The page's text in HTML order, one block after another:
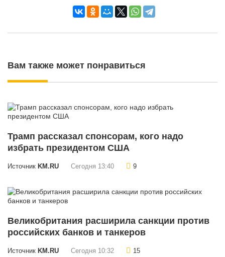
Вам также может понравиться
Трамп рассказал спонсорам, кого надо
избрать президентом США
Источник KM.RU Сегодня 13:40 9
Великобритания расширила санкции против
российских банков и танкеров
Источник KM.RU Сегодня 10:32 15